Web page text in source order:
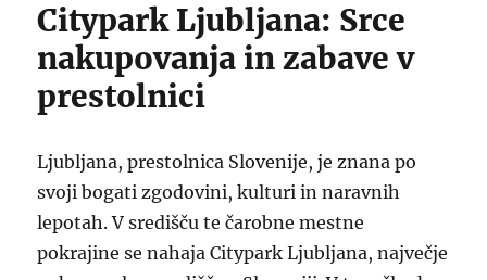
Citypark Ljubljana: Srce
nakupovanja in zabave v
prestolnici
Ljubljana, prestolnica Slovenije, je znana po
svoji bogati zgodovini, kulturi in naravnih
lepotah. V središču te čarobne mestne
pokrajine se nahaja Citypark Ljubljana, največje